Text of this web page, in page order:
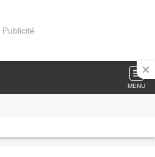
Publicité
MENU